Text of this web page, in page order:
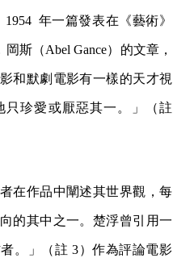
年一篇發表在《藝術》
斯（Abel Gance）的文章，
和默劇電影有一樣的天才視
只珍愛或厭惡其一。」（註
在作品中闡述其世界觀，每
的其中之一。楚浮曾引用一
。」（註 3）作為評論電影